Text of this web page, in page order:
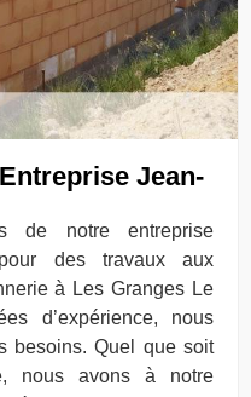
Jean-
de notre entreprise
pour des travaux aux
à Les Granges Le
d’expérience, nous
besoins. Quel que soit
nous avons à notre